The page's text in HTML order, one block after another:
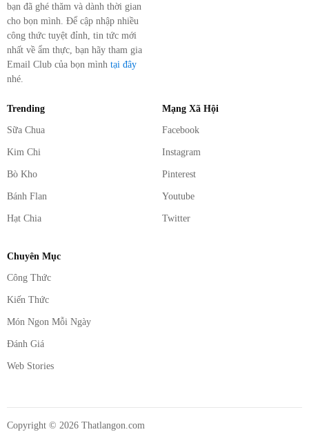
bạn đã ghé thăm và dành thời gian
cho bọn mình. Để cập nhập nhiều
công thức tuyệt đỉnh, tin tức mới
nhất về ẩm thực, bạn hãy tham gia
Email Club của bọn mình tại đây
nhé.
Trending
Sữa Chua
Kim Chi
Bò Kho
Bánh Flan
Hạt Chia
Mạng Xã Hội
Facebook
Instagram
Pinterest
Youtube
Twitter
Chuyên Mục
Công Thức
Kiến Thức
Món Ngon Mỗi Ngày
Đánh Giá
Web Stories
Copyright © 2026 Thatlangon.com